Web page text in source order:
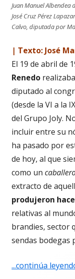
Juan Manuel Albendea
José Cruz Pérez
Calvo, diputada por
| Texto: José
El 19 de abril de
Renedo
diputado al
(desde la VI a la
del Grupo Joly.
incluir entre su
ha pasado por
de hoy, al que
como un
extracto de
produjeron
relativas al
brandies, sector
sendas bodegas
...continúa